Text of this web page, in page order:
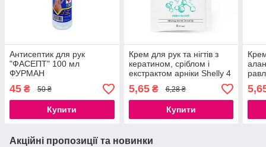
Антисептик для рук
"ФАСЕПТ" 100 мл
ФУРМАН
45 ₴ 50 ₴
Купити
Крем для рук та нігтів з
кератином, сріблом і
екстрактом арніки Shelly 4
мл
5,65₴ 6,28 ₴
Купити
Акційні пропозиції та новинки